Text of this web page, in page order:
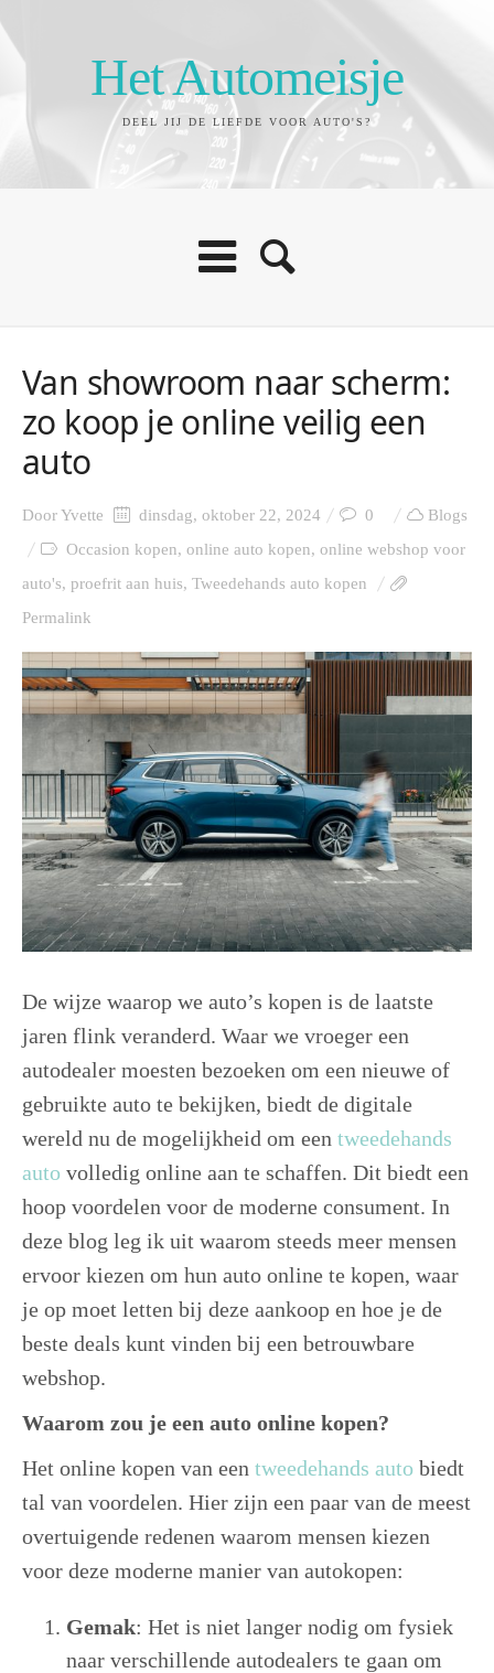
Het Automeisje
DEEL JIJ DE LIEFDE VOOR AUTO'S?
Van showroom naar scherm:
zo koop je online veilig een
auto
DoorYvette dinsdag, oktober 22, 2024 0
Blogs
Occasion kopen, online auto kopen, online webshop voor
auto's, proefrit aan huis, Tweedehands auto kopen
Permalink
De wijze waarop we auto’s kopen is de laatste
jaren flink veranderd. Waar we vroeger een
autodealer moesten bezoeken om een nieuwe of
gebruikte auto te bekijken, biedt de digitale
wereld nu de mogelijkheid om een tweedehands
auto volledig online aan te schaffen. Dit biedt een
hoop voordelen voor de moderne consument. In
deze blog leg ik uit waarom steeds meer mensen
ervoor kiezen om hun auto online te kopen, waar
je op moet letten bij deze aankoop en hoe je de
beste deals kunt vinden bij een betrouwbare
webshop.
Waarom zou je een auto online kopen?
Het online kopen van een tweedehands auto biedt
tal van voordelen. Hier zijn een paar van de meest
overtuigende redenen waarom mensen kiezen
voor deze moderne manier van autokopen:
Gemak: Het is niet langer nodig om fysiek
naar verschillende autodealers te gaan om